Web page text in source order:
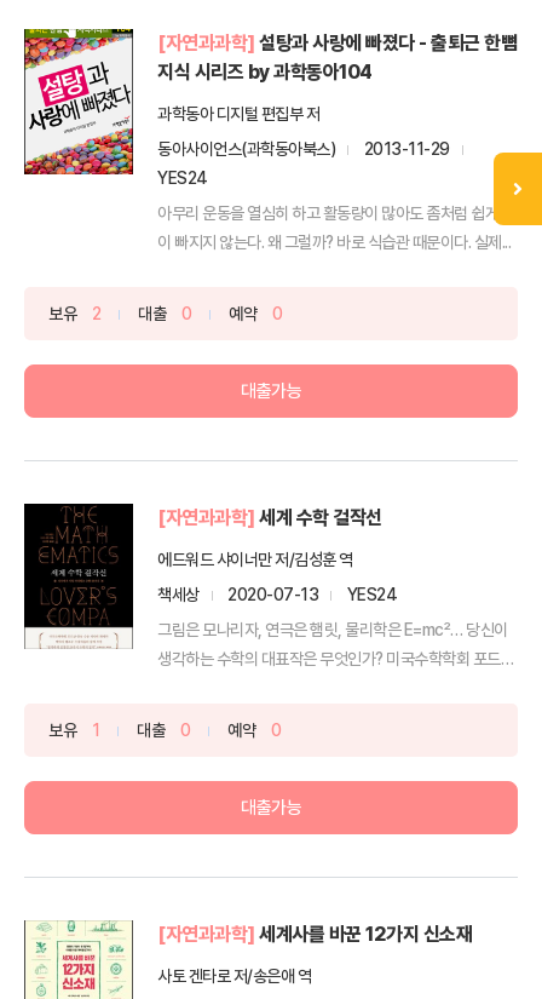
[자연과과학] 설탕과 사랑에 빠졌다 - 출퇴근 한뼘
지식 시리즈 by 과학동아104
과학동아 디지털 편집부 저
동아사이언스(과학동아북스)
2013-11-29
YES24
아무리 운동을 열심히 하고 활동량이 많아도 좀처럼 쉽게 살
이 빠지지 않는다. 왜 그럴까? 바로 식습관 때문이다. 실제...
보유 2 대출 0 예약 0
대출가능
[자연과과학] 세계 수학 걸작선
에드워드 샤이너만 저/김성훈 역
책세상
2020-07-13
YES24
그림은 모나리자, 연극은 햄릿, 물리학은 E=mc²… 당신이
생각하는 수학의 대표작은 무엇인가? 미국수학학회 포드상
보유 1 대출 0 예약 0
대출가능
[자연과과학] 세계사를 바꾼 12가지 신소재
사토 겐타로 저/송은애 역